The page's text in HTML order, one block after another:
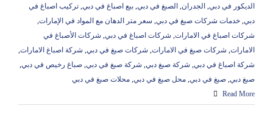
الديكور في دبي, الجدران, الصبغ في دبي, بيع اصباغ في دبي, تركيب اصباغ في
دبي, خدمات شركات صبغ في دبي, سعر متر الدهان مع المواد في الإمارات,
شركات اصباغ في الامارات, شركات اصباغ في دبي, شركات الأصباغ في
الامارات, شركات صبغ في الامارات, شركات صبغ في دبي, شركة اصباغ الامارات,
شركة اصباغ في دبي, شركة صبغ دبي, شركة صبغ في دبي, صباغ رخيص في دبي,
صبغ دبي, صبغ في دبي, محل صبغ في دبي, محلات صبغ في دبي
Read More